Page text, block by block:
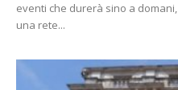
eventi che durerà sino a
una rete...